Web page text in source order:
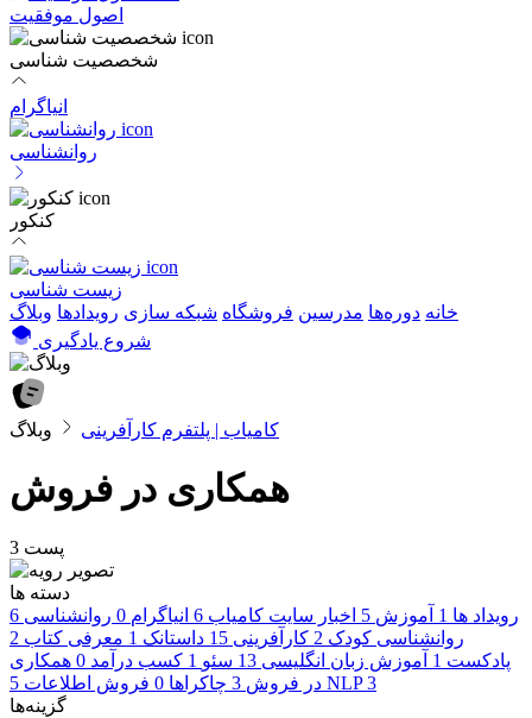
اصول موفقیت
شخصصیت شناسی
انیاگرام
روانشناسی
کنکور
زیست شناسی
خانه دوره‌ها مدرسین فروشگاه شبکه سازی رویداد‌ها وبلاگ
شروع یادگیری
کامیاب | پلتفرم کارآفرینی وبلاگ
همکاری در فروش
3 پست
دسته ها
رویداد ها 1 آموزش 5 اخبار سایت کامیاب 6 انیاگرام 0 روانشناسی 6
روانشناسی کودک 2 کارآفرینی 15 داستانک 1 معرفی کتاب 2
پادکست 1 آموزش زبان انگلیسی 13 سئو 1 کسب درآمد 0 همکاری
در فروش 3 چاکراها 0 فروش اطلاعات 5 NLP 3
گزینه‌ها